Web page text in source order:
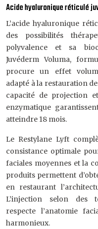
Acide hyaluronique réticulé
L’acide hyaluronique
des possibilités
polyvalence et sa
Juvéderm Voluma,
procure un effet
adapté à la restauration
capacité de projection
enzymatique
atteindre 18 mois.
Le Restylane Lyft
consistance optimale
faciales moyennes et la
produits permettent
en restaurant
L’injection selon des
respecte l’anatomie
harmonieux.